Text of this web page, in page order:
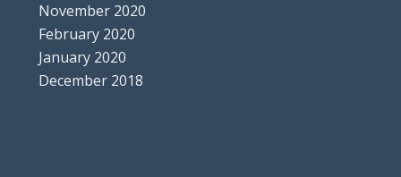
November 2020
February 2020
January 2020
December 2018